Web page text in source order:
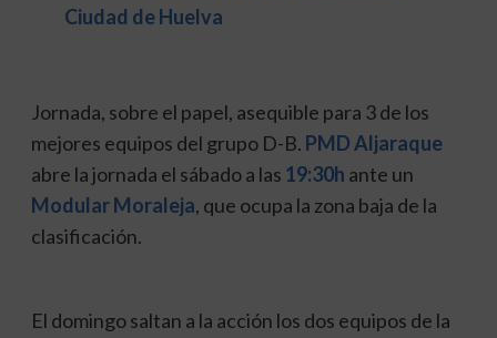
Ciudad de Huelva
Jornada, sobre el papel, asequible para 3 de los
mejores equipos del grupo D-B. PMD Aljaraque
abre la jornada el sábado a las 19:30h ante un
Modular Moraleja, que ocupa la zona baja de la
clasificación.
El domingo saltan a la acción los dos equipos de la